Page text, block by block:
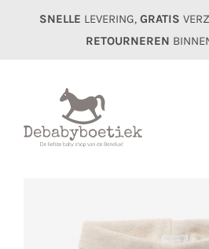
SNELLE LEVERING, GRATIS
RETOURNEREN